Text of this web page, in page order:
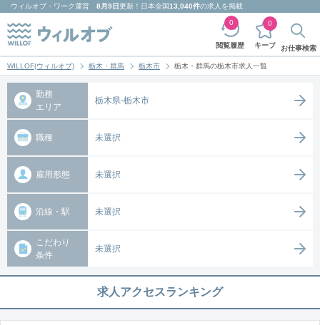
ウィルオブ・ワーク運営 8月9日更新！日本全国13,040件の求人を掲載
閲覧履歴
0
キープ
0
お仕事検索
WILLOF(ウィルオブ) 栃木・群馬 栃木市 栃木・群馬の栃木市求人一覧
勤務
エリア
栃木県-栃木市
職種 未選択
雇用形態 未選択
沿線・駅 未選択
こだわり
条件
未選択
求人アクセスランキング